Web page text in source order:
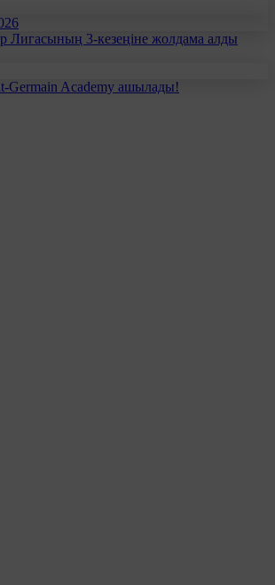
Лигасының 3-кезеңіне жолдама алды
Germain Academy ашылады!